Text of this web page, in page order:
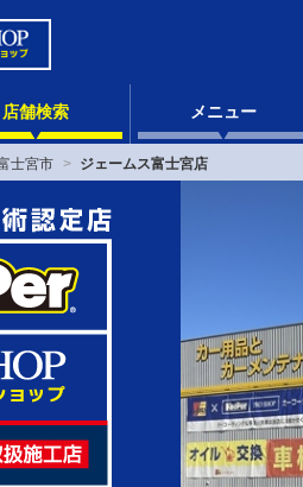
店舗検索 メニュー
士宮市 ジェームス富士宮店